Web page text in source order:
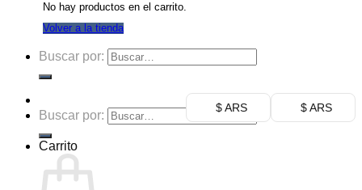
No hay productos en el carrito.
Volver a la tienda
Buscar por:
$ ARS
Buscar por:
Carrito
$ ARS